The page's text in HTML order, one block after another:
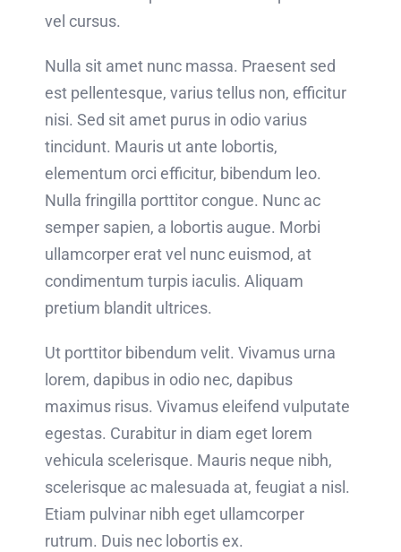
vel cursus.
Nulla sit amet nunc massa. Praesent sed
est pellentesque, varius tellus non, efficitur
nisi. Sed sit amet purus in odio varius
tincidunt. Mauris ut ante lobortis,
elementum orci efficitur, bibendum leo.
Nulla fringilla porttitor congue. Nunc ac
semper sapien, a lobortis augue. Morbi
ullamcorper erat vel nunc euismod, at
condimentum turpis iaculis. Aliquam
pretium blandit ultrices.
Ut porttitor bibendum velit. Vivamus urna
lorem, dapibus in odio nec, dapibus
maximus risus. Vivamus eleifend vulputate
egestas. Curabitur in diam eget lorem
vehicula scelerisque. Mauris neque nibh,
scelerisque ac malesuada at, feugiat a nisl.
Etiam pulvinar nibh eget ullamcorper
rutrum. Duis nec lobortis ex.